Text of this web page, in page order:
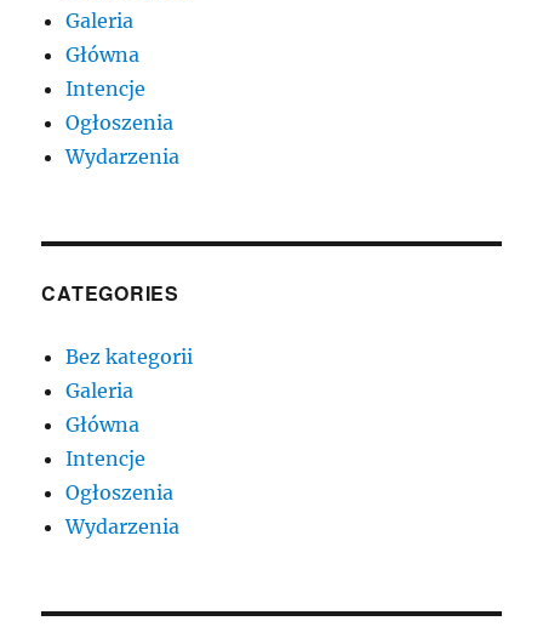
Galeria
Główna
Intencje
Ogłoszenia
Wydarzenia
CATEGORIES
Bez kategorii
Galeria
Główna
Intencje
Ogłoszenia
Wydarzenia